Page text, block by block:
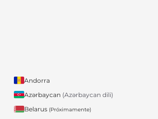
Andorra
Azərbaycan (Azərbaycan dili)
Belarus (Próximamente)